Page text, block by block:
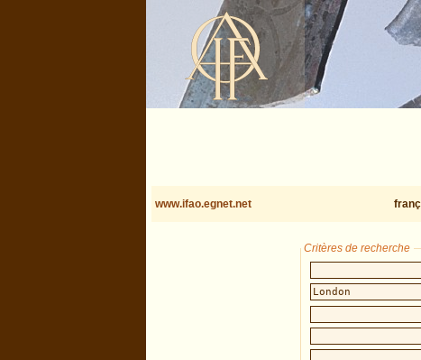
www.ifao.egnet.net
Critères de recherche